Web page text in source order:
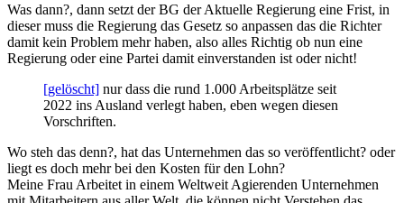
Was dann?, dann setzt der BG der Aktuelle Regierung eine Frist, in
dieser muss die Regierung das Gesetz so anpassen das die Richter
damit kein Problem mehr haben, also alles Richtig ob nun eine
Regierung oder eine Partei damit einverstanden ist oder nicht!
[gelöscht] nur dass die rund 1.000 Arbeitsplätze seit
2022 ins Ausland verlegt haben, eben wegen diesen
Vorschriften.
Wo steh das denn?, hat das Unternehmen das so veröffentlicht? oder
liegt es doch mehr bei den Kosten für den Lohn?
Meine Frau Arbeitet in einem Weltweit Agierenden Unternehmen